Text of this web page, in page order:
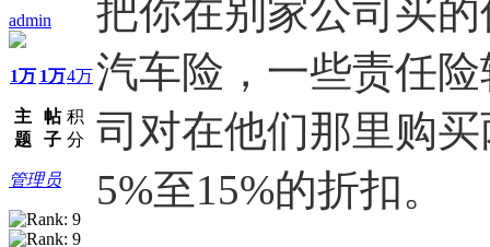
admin
1万
主
题
1万
帖
子
4万
积
分
管理员
把你在别家公司买
汽车险，一些责任
司对在他们那里购
5%至15%的折扣。